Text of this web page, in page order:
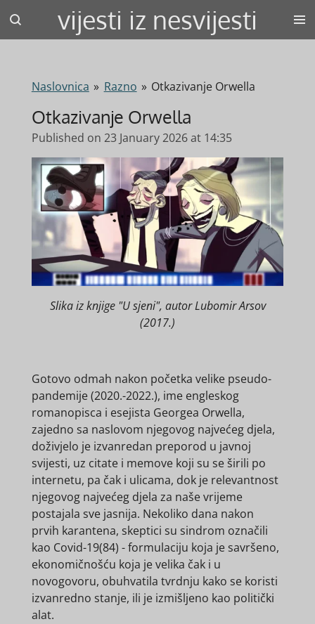
Skip
vijesti iz nesvijesti
Naslovnica » Razno » Otkazivanje Orwella
Otkazivanje Orwella
Published on 23 January 2026 at 14:35
Slika iz knjige "U sjeni", autor Lubomir Arsov
(2017.)
Gotovo odmah nakon početka velike pseudo-
pandemije (2020.-2022.), ime engleskog
romanopisca i esejista Georgea Orwella,
zajedno sa naslovom njegovog najvećeg djela,
doživjelo je izvanredan preporod u javnoj
svijesti, uz citate i memove koji su se širili po
internetu, pa čak i ulicama, dok je relevantnost
njegovog najvećeg djela za naše vrijeme
postajala sve jasnija. Nekoliko dana nakon
prvih karantena, skeptici su sindrom označili
kao Covid-19(84) - formulaciju koja je savršeno,
ekonomičnošću koja je velika čak i u
novogovoru, obuhvatila tvrdnju kako se koristi
izvanredno stanje, ili je izmišljeno kao politički
alat.